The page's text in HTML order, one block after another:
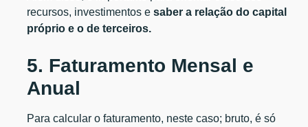
recursos, investimentos e saber a relação do capital
próprio e o de terceiros.
5. Faturamento Mensal e
Anual
Para calcular o faturamento, neste caso; bruto, é só